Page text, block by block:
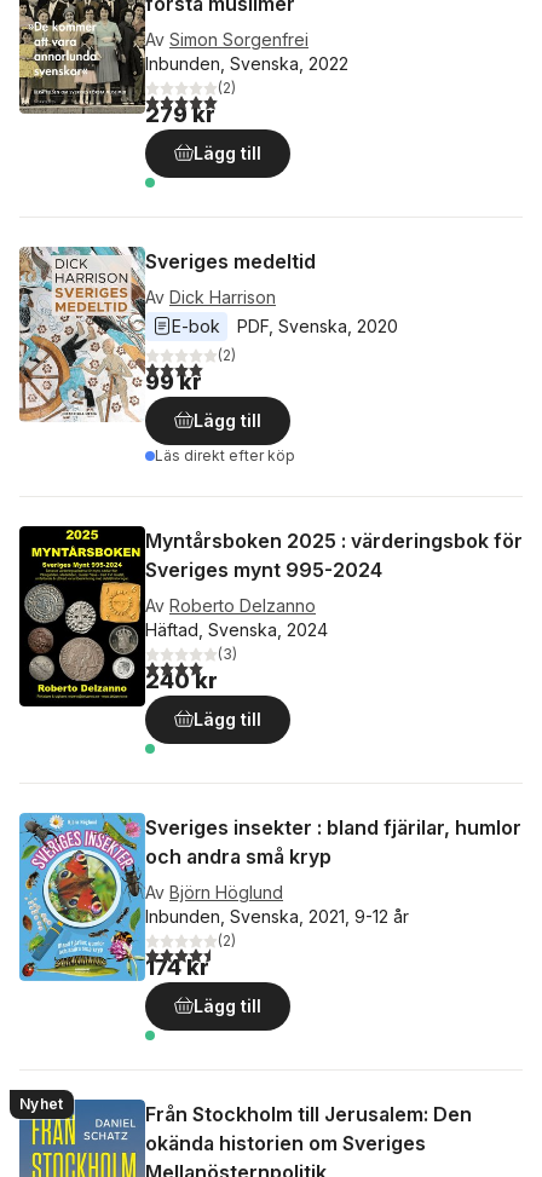
Av Simon Sorgenfrei
Inbunden, Svenska, 2022
5,0utav 5 stjärnor. Totalt antal röster:
(2)
279 kr
Lägg till
Sveriges medeltid
Av Dick Harrison
E-bok
PDF Svenska 2020
4,0utav 5 stjärnor. Totalt antal röster:
(2)
99 kr
Lägg till
Läs direkt efter köp
Myntårsboken 2025 : värderingsbok för
Sveriges mynt 995-2024
Av Roberto Delzanno
Häftad, Svenska, 2024
4,0utav 5 stjärnor. Totalt antal röster:
(3)
240 kr
Lägg till
Sveriges insekter : bland fjärilar, humlor
och andra små kryp
Av Björn Höglund
Inbunden, Svenska, 2021, 9-12 år
4,5utav 5 stjärnor. Totalt antal röster:
(2)
174 kr
Lägg till
Nyhet
Från Stockholm till Jerusalem: Den
okända historien om Sveriges
Mellanösternpolitik